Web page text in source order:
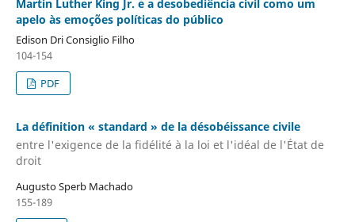
Martin Luther King Jr. e a desobediência civil como um
apelo às emoções políticas do público
Edison Dri Consiglio Filho
104-154
PDF
La définition « standard » de la désobéissance civile
entre l'exigence de la fidélité à la loi et l'idéal de l'État de
droit
Augusto Sperb Machado
155-189